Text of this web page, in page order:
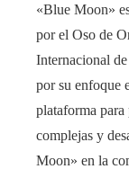
«Blue Moon»
por el Oso de
Internacional
por su enfoque
plataforma
complejas y
Moon» en la